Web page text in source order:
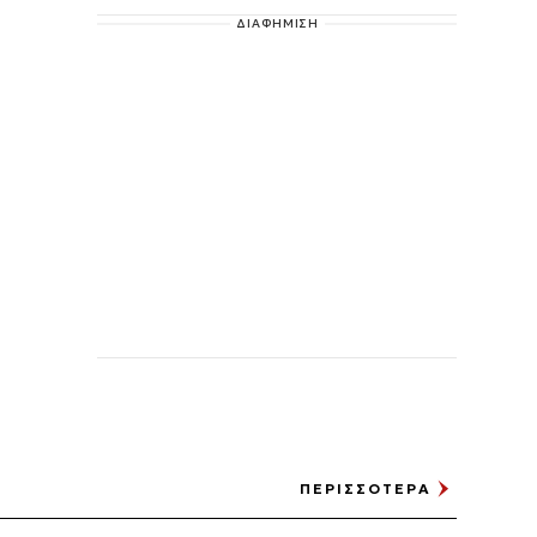
ΔΙΑΦΗΜΙΣΗ
ΠΕΡΙΣΣΟΤΕΡΑ